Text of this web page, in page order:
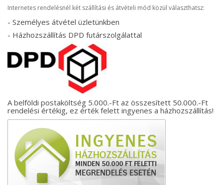
Internetes rendelésnél két szállítási és átvételi mód közül választhatsz:
- Személyes átvétel üzletünkben
- Házhozszállítás DPD futárszolgálattal
A belföldi postaköltség 5.000.-Ft az összesített 50.000.-Ft
rendelési értékig, ez érték felett ingyenes a házhozszállítás!